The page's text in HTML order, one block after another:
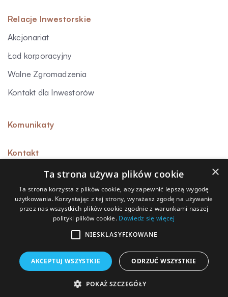
Relacje Inwestorskie
Akcjonariat
Ład korporacyjny
Walne Zgromadzenia
Kontakt dla Inwestorów
Komunikaty
Kontakt
© Capitea S.A. 2026
Sygnalista
Polityka prywatności
Polityka przetwarzania danych osobowych
×
Ta strona używa plików cookie
Ta strona korzysta z plików cookie, aby zapewnić lepszą wygodę
użytkowania. Korzystając z tej strony, wyrażasz zgodę na używanie
przez nas wszystkich plików cookie zgodnie z warunkami naszej
polityki plików cookie. Dowiedz się więcej
NIESKLASYFIKOWANE
AKCEPTUJ WSZYSTKIE ODRZUĆ WSZYSTKIE
POKAŻ SZCZEGÓŁY